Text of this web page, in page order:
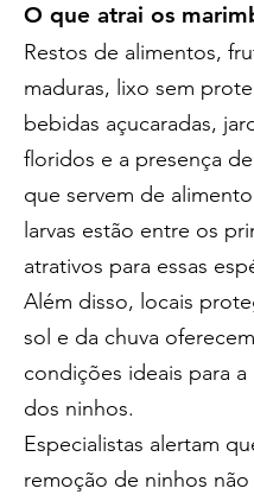
O que atrai os
Restos de alimentos,
maduras, lixo sem
bebidas açucaradas,
floridos e a presença
que servem de
larvas estão entre os
atrativos para essas
Além disso, locais
sol e da chuva oferecem
condições ideais para a
dos ninhos.
Especialistas alertam
remoção de ninhos